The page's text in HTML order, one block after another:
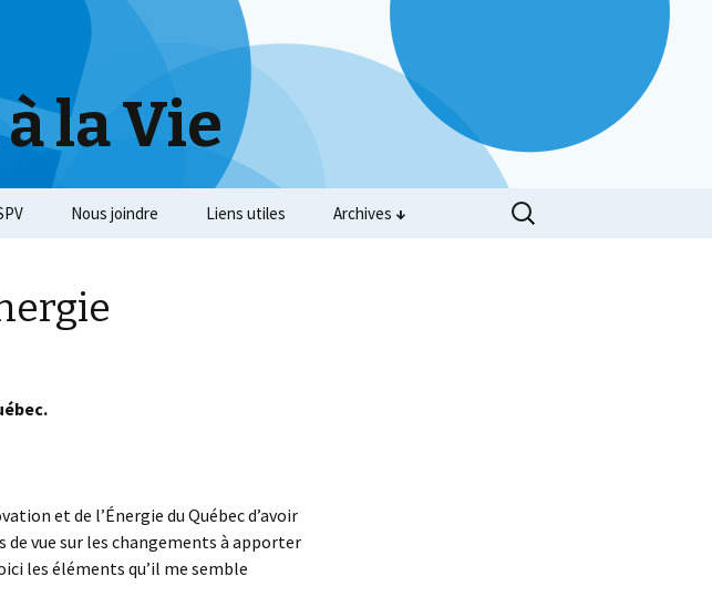
la Vie
Nous joindre Liens utiles Archives
et de l’Énergie du Québec d’avoir
vue sur les changements à apporter
les éléments qu’il me semble